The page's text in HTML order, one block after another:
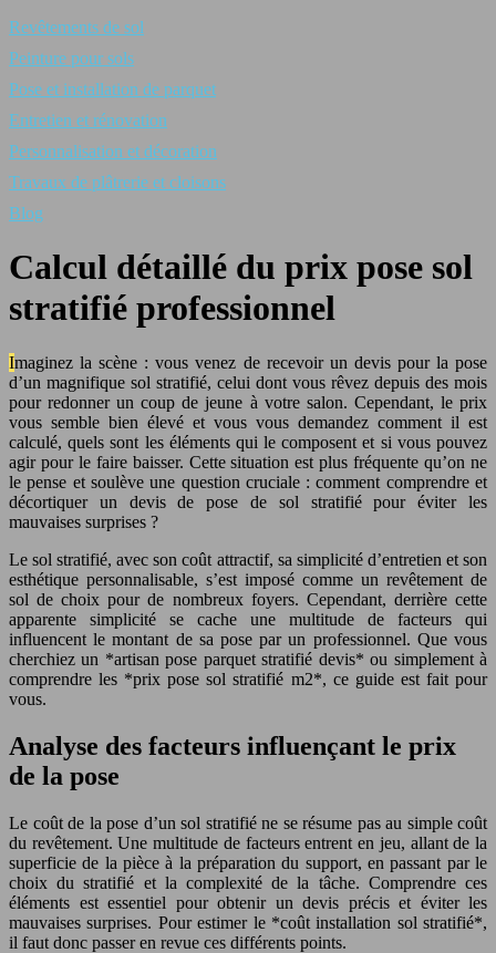
Revêtements de sol
Peinture pour sols
Pose et installation de parquet
Entretien et rénovation
Personnalisation et décoration
Travaux de plâtrerie et cloisons
Blog
Calcul détaillé du prix pose sol
stratifié professionnel
Imaginez la scène : vous venez de recevoir un devis pour la pose
d’un magnifique sol stratifié, celui dont vous rêvez depuis des mois
pour redonner un coup de jeune à votre salon. Cependant, le prix
vous semble bien élevé et vous vous demandez comment il est
calculé, quels sont les éléments qui le composent et si vous pouvez
agir pour le faire baisser. Cette situation est plus fréquente qu’on ne
le pense et soulève une question cruciale : comment comprendre et
décortiquer un devis de pose de sol stratifié pour éviter les
mauvaises surprises ?
Le sol stratifié, avec son coût attractif, sa simplicité d’entretien et son
esthétique personnalisable, s’est imposé comme un revêtement de
sol de choix pour de nombreux foyers. Cependant, derrière cette
apparente simplicité se cache une multitude de facteurs qui
influencent le montant de sa pose par un professionnel. Que vous
cherchiez un *artisan pose parquet stratifié devis* ou simplement à
comprendre les *prix pose sol stratifié m2*, ce guide est fait pour
vous.
Analyse des facteurs influençant le prix
de la pose
Le coût de la pose d’un sol stratifié ne se résume pas au simple coût
du revêtement. Une multitude de facteurs entrent en jeu, allant de la
superficie de la pièce à la préparation du support, en passant par le
choix du stratifié et la complexité de la tâche. Comprendre ces
éléments est essentiel pour obtenir un devis précis et éviter les
mauvaises surprises. Pour estimer le *coût installation sol stratifié*,
il faut donc passer en revue ces différents points.